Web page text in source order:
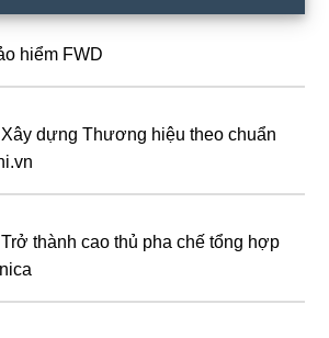
hiểm FWD
dựng Thương hiệu theo chuẩn
thành cao thủ pha chế tổng hợp